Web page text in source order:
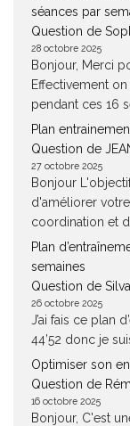
séances par
Question de
28 octobre 2025
Bonjour, Merci
Effectivement
pendant ces 16
Plan
Question de
27 octobre 2025
Bonjour
d'améliorer
coordination et
Plan
semaines
Question de
26 octobre 2025
J’ai fais ce plan
44’52 donc je
Optimiser son
Question de
16 octobre 2025
Bonjour, C'est